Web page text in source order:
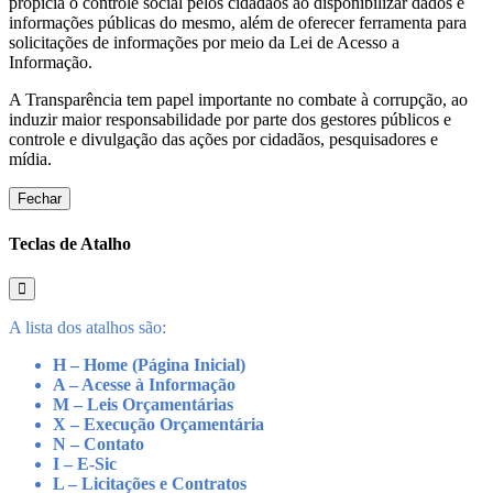
informações públicas do mesmo, além de oferecer ferramenta para
solicitações de informações por meio da Lei de Acesso a
Informação.
A Transparência tem papel importante no combate à corrupção, ao
induzir maior responsabilidade por parte dos gestores públicos e
controle e divulgação das ações por cidadãos, pesquisadores e
mídia.
Fechar
Teclas de Atalho
A lista dos atalhos são:
H – Home (Página Inicial)
A – Acesse à Informação
M – Leis Orçamentárias
X – Execução Orçamentária
N – Contato
I – E-Sic
L – Licitações e Contratos